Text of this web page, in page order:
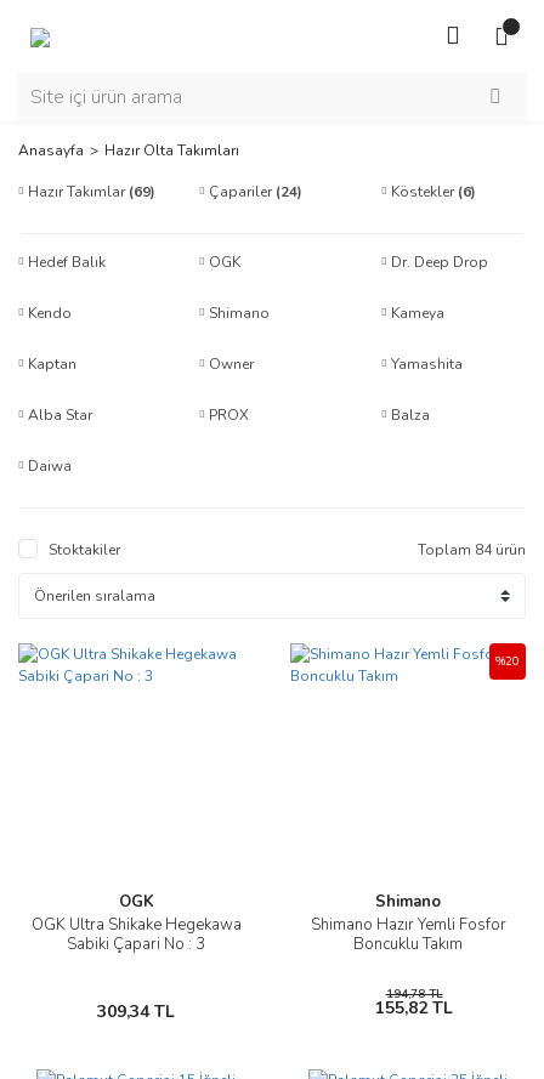
Anasayfa Hazır Olta Takımları
Hazır Takımlar(69) Çapariler(24) Köstekler(6)
Hedef Balık OGK Dr. Deep Drop
Kendo Shimano Kameya
Kaptan Owner Yamashita
Alba Star PROX Balza
Daiwa
Stoktakiler Toplam 84 ürün
OGK
OGK Ultra Shikake Hegekawa
Sabiki Çapari No : 3
309,34 TL
Shimano
Shimano Hazır Yemli Fosfor
Boncuklu Takım
%20
194,78 TL
155,82 TL